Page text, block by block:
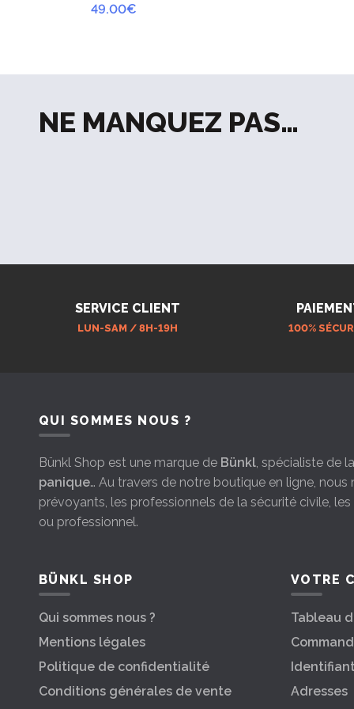
49.00€
NE MANQUEZ PAS…
SERVICE CLIENT
LUN-SAM / 8H-19H 100%
QUI SOMMES NOUS ?
Bünkl Shop est une marque de Bünkl, spécialiste de
panique… Au travers de notre boutique en ligne,
prévoyants, les professionnels de la sécurité civile,
ou professionnel.
BÜNKL SHOP
Qui sommes nous ?
Mentions légales
Politique de confidentialité
Conditions générales de vente
VOTRE
Tableau
Adresses